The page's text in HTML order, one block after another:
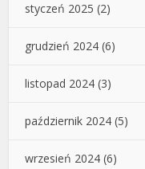
styczeń 2025 (2)
grudzień 2024 (6)
listopad 2024 (3)
październik 2024 (5)
wrzesień 2024 (6)